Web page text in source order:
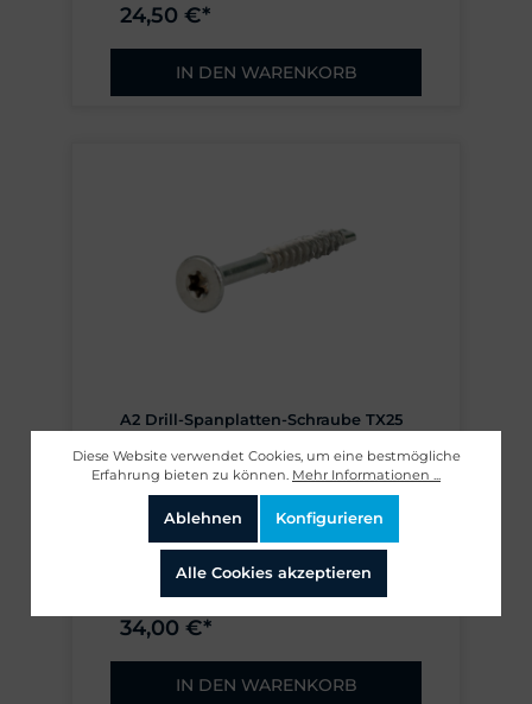
24,50 €*
IN DEN WARENKORB
A2 Drill-Spanplatten-Schraube TX25
5,0 x 70/50 mm
Artikelnummer: 121300
HN 2827
Nutzlänge max. 50 mm
34,00 €*
IN DEN WARENKORB
Diese Website verwendet Cookies, um eine bestmögliche
Erfahrung bieten zu können. Mehr Informationen ...
Ablehnen Konfigurieren
Alle Cookies akzeptieren